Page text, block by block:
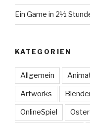
Ein Game in 2½
KATEGORIEN
Allgemein
Artworks
OnlineSpiel